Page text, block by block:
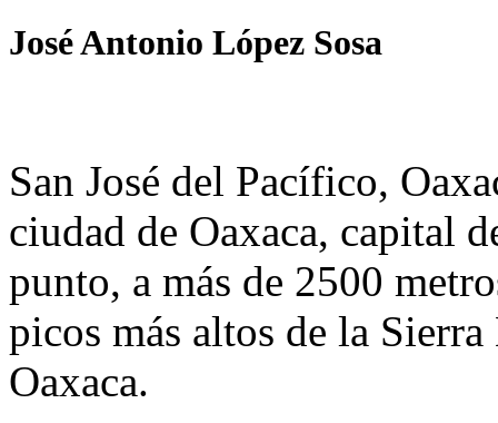
José Antonio López Sosa
San José del Pacífico,
ciudad de Oaxaca, capital
punto, a más de 2500
picos más altos de la
Oaxaca.